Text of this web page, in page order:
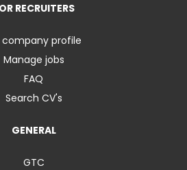
RECRUITERS
company profile
Manage jobs
FAQ
Search CV's
GENERAL
GTC